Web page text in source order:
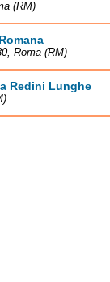
(RM)
Roma (RM)
Redini Lunghe